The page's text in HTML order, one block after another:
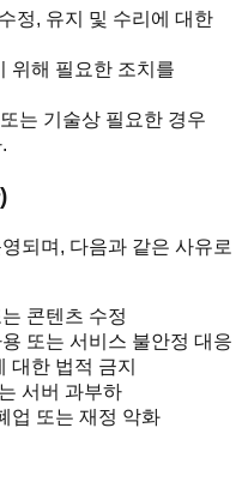
정, 유지 및 수리에 대한
위해 필요한 조치를
는 기술상 필요한 경우
되며, 다음과 같은 사유로
콘텐츠 수정
또는 서비스 불안정 대응
대한 법적 금지
서버 과부하
업 또는 재정 악화